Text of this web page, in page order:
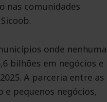
nas comunidades
onde nenhuma
bilhões em negócios e
A parceria entre as
pequenos negócios,